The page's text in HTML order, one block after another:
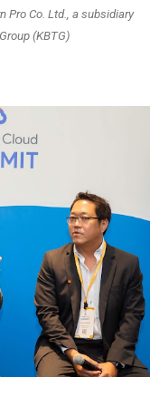
Pro Co. Ltd., a subsidiary
(KBTG)